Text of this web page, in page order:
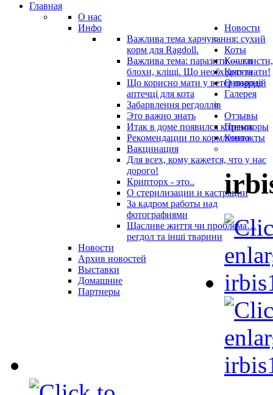
Главная
О нас
Инфо
Важлива тема харчування: сухий
корм для Ragdoll.
Важлива тема: паразити — глисти,
блохи, кліщі. Що необхідно знати!
Що корисно мати у ветеринарнiй
аптечцi для кота
Забарвлення регдоллів
Это важно знать
Итак в доме появился котенок
Рекомендации по кормлению
Вакцинация
Для всех, кому кажется, что у нас
дорого!
Крипторх - это..
О стерилизации и кастрации
За кадром работы над
фотографиями
Щасливе життя чи проблема…
регдол та інші тварини
Новости
Новости
Архив новостей
Коты
Кошки
Котята
О породе
Галерея
Выставки
Домашние
Отзывы
Премиоры
Контакты
Партнеры